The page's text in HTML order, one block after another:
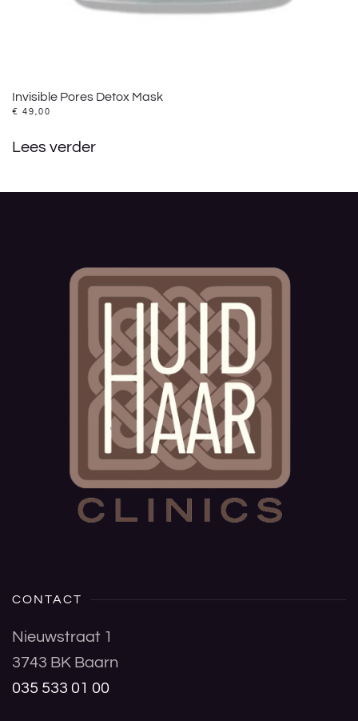
Invisible Pores Detox Mask
€ 49,00
Lees verder
CONTACT
Nieuwstraat 1
3743 BK Baarn
035 533 01 00